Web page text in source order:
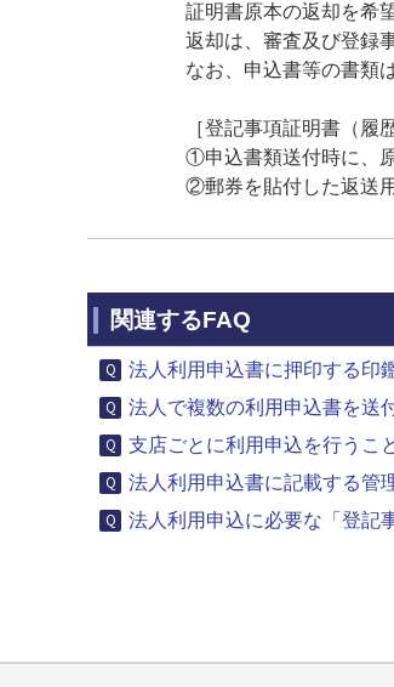
証明書原本の返却を希
返却は、審査及び登録
なお、申込書等の書類
［登記事項証明書（履
①申込書類送付時に、原
②郵券を貼付した返送用
関連するFAQ
法人利用申込書に押印する印
法人で複数の利用申込書を送
支店ごとに利用申込を行うこ
法人利用申込書に記載する管
法人利用申込に必要な「登記